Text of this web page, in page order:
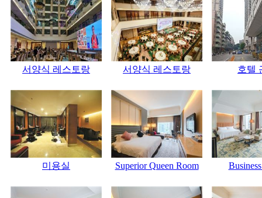
서양식 레스토랑 서양식 레스토랑 호텔
미용실 Superior Queen Room